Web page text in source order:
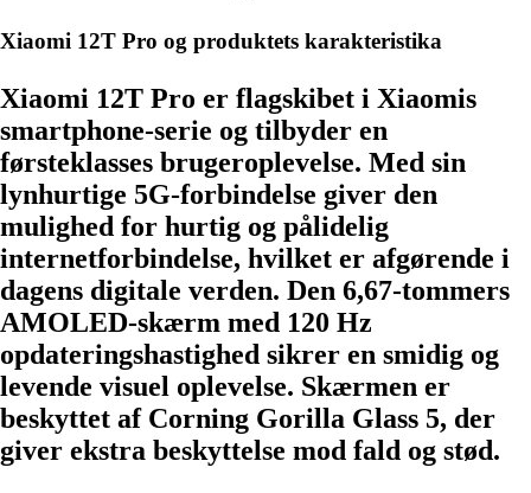
Xiaomi 12T Pro og produktets karakteristika
Xiaomi 12T Pro er flagskibet i Xiaomis
smartphone-serie og tilbyder en
førsteklasses brugeroplevelse. Med sin
lynhurtige 5G-forbindelse giver den
mulighed for hurtig og pålidelig
internetforbindelse, hvilket er afgørende i
dagens digitale verden. Den 6,67-tommers
AMOLED-skærm med 120 Hz
opdateringshastighed sikrer en smidig og
levende visuel oplevelse. Skærmen er
beskyttet af Corning Gorilla Glass 5, der
giver ekstra beskyttelse mod fald og stød.